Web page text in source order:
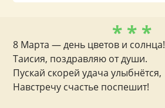
* * *
8 Марта — день цветов и солнца!
Таисия, поздравляю от души.
Пускай скорей удача улыбнётся,
Навстречу счастье поспешит!